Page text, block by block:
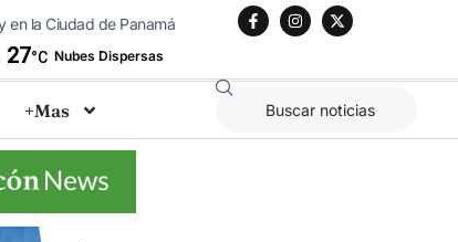
en la Ciudad de Panamá
27°C Nubes Dispersas
+Mas